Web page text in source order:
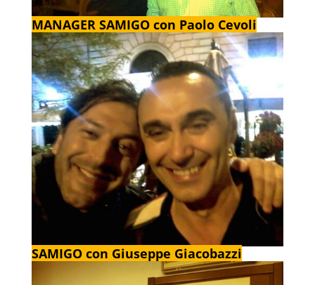
MANAGER SAMIGO con Paolo Cevoli
SAMIGO con Giuseppe Giacobazzi